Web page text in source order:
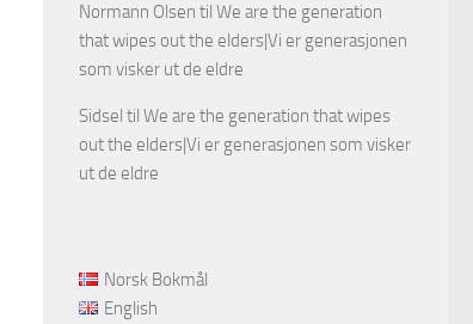
Normann Olsen til We are the generation
that wipes out the elders|Vi er generasjonen
som visker ut de eldre
Sidsel til We are the generation that wipes
out the elders|Vi er generasjonen som visker
ut de eldre
Norsk Bokmål
English